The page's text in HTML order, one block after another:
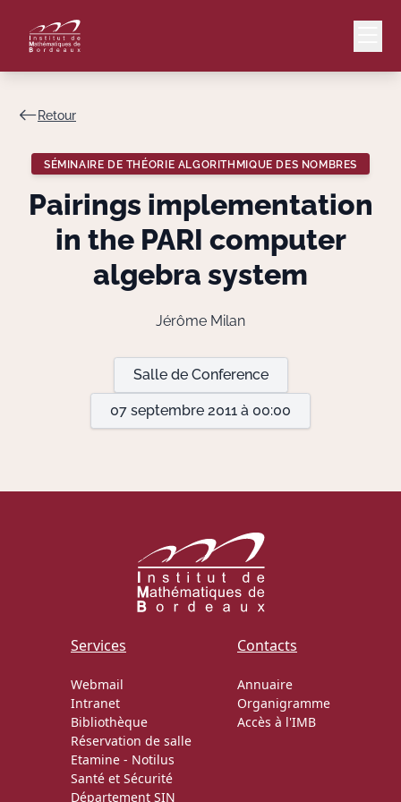
Lang
Valorisation
Retour
SÉMINAIRE DE THÉORIE ALGORITHMIQUE DES NOMBRES
Pairings implementation
in the PARI computer
algebra system
Jérôme Milan
Salle de Conference
07 septembre 2011 à 00:00
Services
Webmail
Intranet
Bibliothèque
Réservation de salle
Etamine - Notilus
Santé et Sécurité
Département SIN
Contacts
Annuaire
Organigramme
Accès à l'IMB